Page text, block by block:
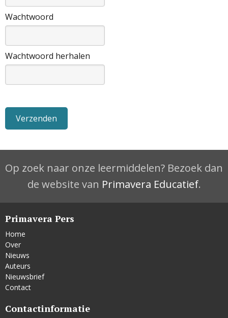
Wachtwoord
Wachtwoord herhalen
Op zoek naar onze leermiddelen? Bezoek dan
de website van Primavera Educatief.
Primavera Pers
Home
Over
Nieuws
Auteurs
Nieuwsbrief
Contact
Contactinformatie